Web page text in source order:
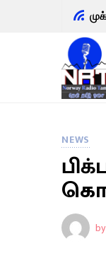
NEWS
by